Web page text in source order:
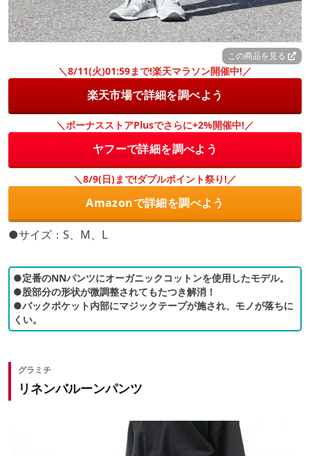
この商品を見る
＼8/11(火)01:59まで!楽天マラソン開催中!／
楽天市場で詳細を調べよう
＼ボーナスストアPlusでさらに+2%開催中!／
ヤフーで詳細を調べよう
＼8/9(日)まで!ダブルポイント祭り!／
Amazonで詳細を調べよう
●サイズ：S、M、L
●定番のNNパンツにオーガニックコットンを使用したモデル。
●股部分の形状が微調整されてもたつき解消！
●バックポケット内部にマジックテープが施され、モノが落ちに
くい。
グラミチ
リネンバルーンパンツ